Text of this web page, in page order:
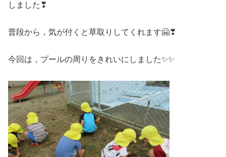
しました❣
普段から，気が付くと草取りしてくれます🤗❣
今回は，プールの周りをきれいにしました✨✨